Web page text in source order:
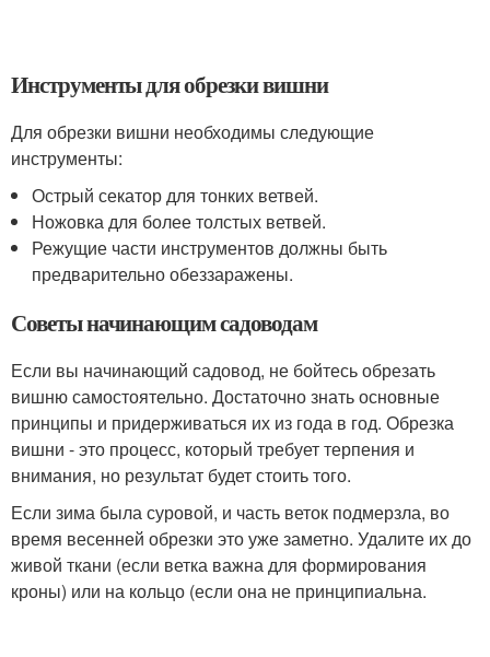
Инструменты для обрезки вишни
Для обрезки вишни необходимы следующие
инструменты:
Острый секатор для тонких ветвей.
Ножовка для более толстых ветвей.
Режущие части инструментов должны быть
предварительно обеззаражены.
Советы начинающим садоводам
Если вы начинающий садовод, не бойтесь обрезать
вишню самостоятельно. Достаточно знать основные
принципы и придерживаться их из года в год. Обрезка
вишни - это процесс, который требует терпения и
внимания, но результат будет стоить того.
Если зима была суровой, и часть веток подмерзла, во
время весенней обрезки это уже заметно. Удалите их до
живой ткани (если ветка важна для формирования
кроны) или на кольцо (если она не принципиальна.